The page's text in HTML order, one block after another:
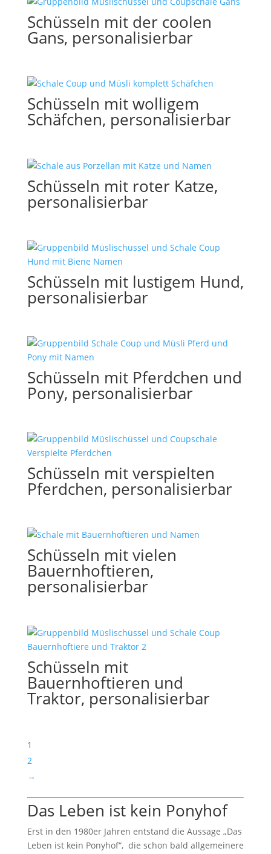
Schüsseln mit der coolen
Gans, personalisierbar
Schüsseln mit wolligem
Schäfchen, personalisierbar
Schüsseln mit roter Katze,
personalisierbar
Schüsseln mit lustigem Hund,
personalisierbar
Schüsseln mit Pferdchen und
Pony, personalisierbar
Schüsseln mit verspielten
Pferdchen, personalisierbar
Schüsseln mit vielen
Bauernhoftieren,
personalisierbar
Schüsseln mit
Bauernhoftieren und
Traktor, personalisierbar
1
2
→
Das Leben ist kein Ponyhof
Erst in den 1980er Jahren entstand die Aussage „Das
Leben ist kein Ponyhof“, die schon bald allgemeinere